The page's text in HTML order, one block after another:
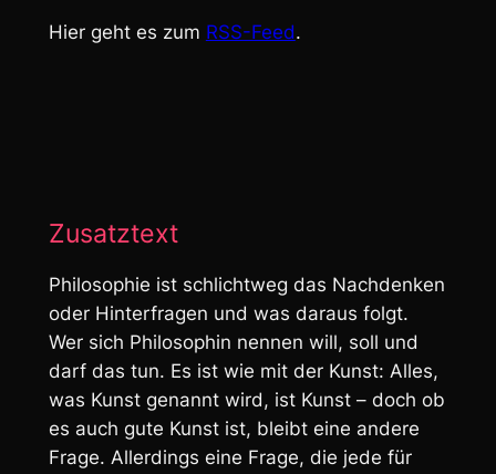
Hier geht es zum RSS-Feed.
Zusatztext
Philosophie ist schlichtweg das Nachdenken
oder Hinterfragen und was daraus folgt.
Wer sich Philosophin nennen will, soll und
darf das tun. Es ist wie mit der Kunst: Alles,
was Kunst genannt wird, ist Kunst – doch ob
es auch gute Kunst ist, bleibt eine andere
Frage. Allerdings eine Frage, die jede für